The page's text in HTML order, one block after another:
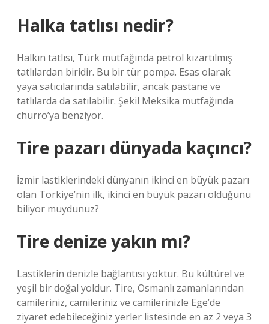
Halka tatlısı nedir?
Halkın tatlısı, Türk mutfağında petrol kızartılmış
tatlılardan biridir. Bu bir tür pompa. Esas olarak
yaya satıcılarında satılabilir, ancak pastane ve
tatlılarda da satılabilir. Şekil Meksika mutfağında
churro’ya benziyor.
Tire pazarı dünyada kaçıncı?
İzmir lastiklerindeki dünyanın ikinci en büyük pazarı
olan Torkiye’nin ilk, ikinci en büyük pazarı olduğunu
biliyor muydunuz?
Tire denize yakın mı?
Lastiklerin denizle bağlantısı yoktur. Bu kültürel ve
yeşil bir doğal yoldur. Tire, Osmanlı zamanlarından
camileriniz, camileriniz ve camilerinizle Ege’de
ziyaret edebileceğiniz yerler listesinde en az 2 veya 3